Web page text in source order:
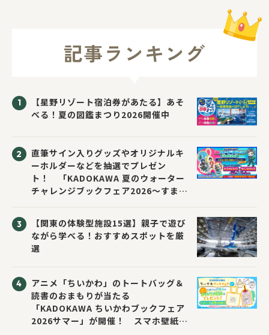
記事ランキング
【星野リゾート宿泊券があたる】あそ
べる！夏の図鑑まつり2026開催中
直筆サイン入りグッズやオリジナルキ
ーホルダーなどを抽選でプレゼン
ト！ 「KADOKAWA 夏のウォーター
チャレンジブックフェア2026～すまな
【関東の体験型施設15選】親子で遊び
ながら学べる！おすすめスポットを厳
選
アニメ「ちいかわ」のトートバッグ＆
読書のおまもりが当たる
「KADOKAWA ちいかわブックフェア
2026サマー」が開催！ スマホ壁紙は